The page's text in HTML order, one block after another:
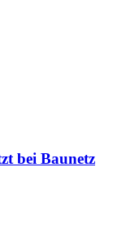
bei Baunetz